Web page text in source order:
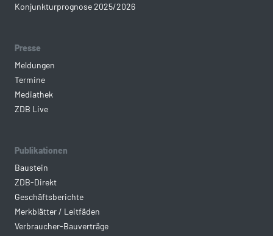
Konjunkturprognose 2025/2026
Presse
Meldungen
Termine
Mediathek
ZDB Live
Publikationen
Baustein
ZDB-Direkt
Geschäftsberichte
Merkblätter / Leitfäden
Verbraucher-Bauverträge